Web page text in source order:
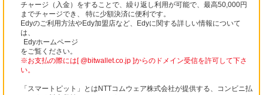
チャージ（入金）をすることで、繰り返し利用が可能で、最高50,000円
までチャージでき、 特に少額決済に便利です。
Edyのご利用方法やEdy加盟店など、Edyに関する詳しい情報について
は、
Edyホームページ
をご覧ください。
※お支払の際には[ @bitwallet.co.jp ]からのドメイン受信を許可して下さ
い。
「スマートピット」とはNTTコムウェア株式会社が提供する、コンビニ払